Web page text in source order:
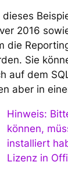
dieses
2016
die
Sie
auf dem
aber in
Hinweis:
können,
installiert
Lizenz in